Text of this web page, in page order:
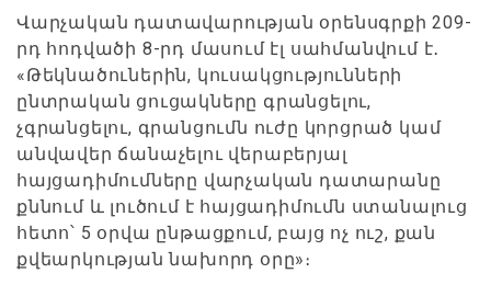
Վարչական դատավարության օրենսգրքի 209-
րդ հոդվածի 8-րդ մասում էլ սահմանվում է․
«Թեկնածուներին, կուսակցությունների
ընտրական ցուցակները գրանցելու,
չգրանցելու, գրանցումն ուժը կորցրած կամ
անվավեր ճանաչելու վերաբերյալ
հայցադիմումները վարչական դատարանը
քննում և լուծում է հայցադիմումն ստանալուց
հետո՝ 5 օրվա ընթացքում, բայց ոչ ուշ, քան
քվեարկության նախորդ օրը»։